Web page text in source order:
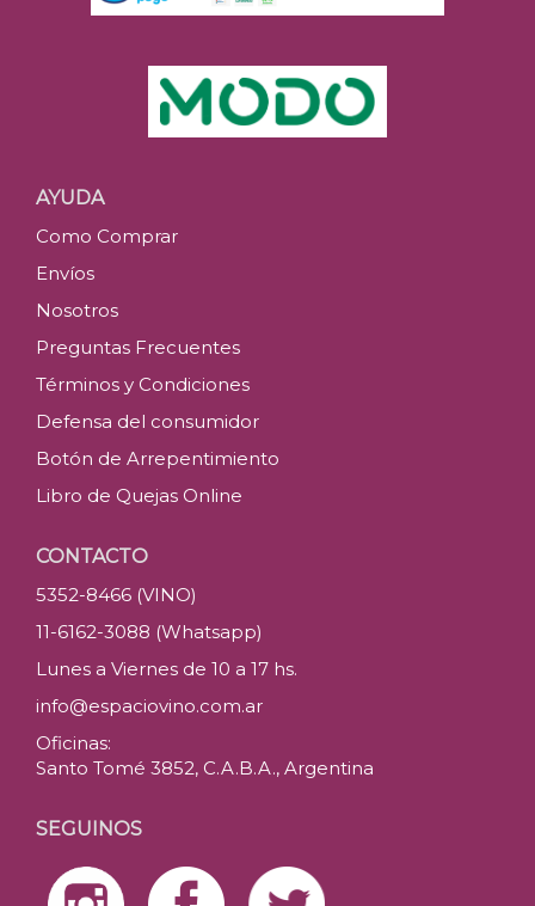
AYUDA
Como Comprar
Envíos
Nosotros
Preguntas Frecuentes
Términos y Condiciones
Defensa del consumidor
Botón de Arrepentimiento
Libro de Quejas Online
CONTACTO
5352-8466 (VINO)
11-6162-3088 (Whatsapp)
Lunes a Viernes de 10 a 17 hs.
info@espaciovino.com.ar
Oficinas:
Santo Tomé 3852, C.A.B.A., Argentina
SEGUINOS